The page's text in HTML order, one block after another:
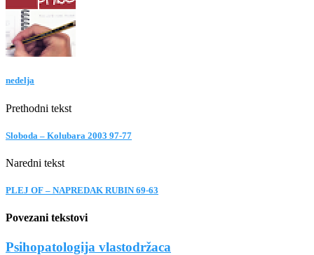
nedelja
Prethodni tekst
Sloboda – Kolubara 2003 97-77
Naredni tekst
PLEJ OF – NAPREDAK RUBIN 69-63
Povezani tekstovi
Psihopatologija vlastodržaca